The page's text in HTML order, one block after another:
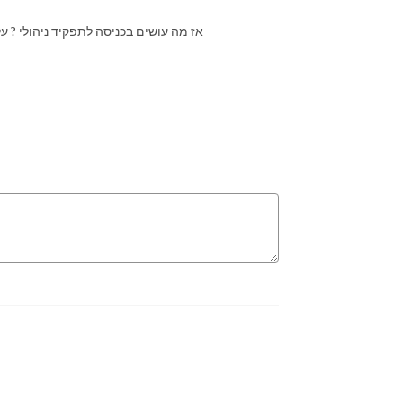
אז מה עושים בכניסה לתפקיד ניהולי